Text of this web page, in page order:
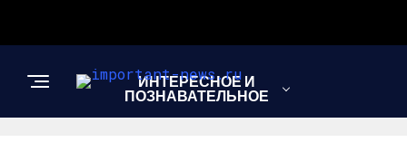
ИНТЕРЕСНОЕ И
ПОЗНАВАТЕЛЬНОЕ